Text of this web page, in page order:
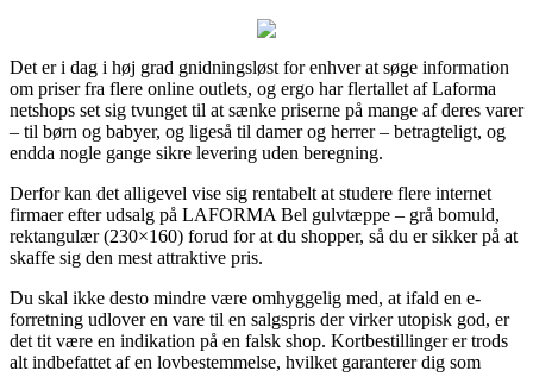
Det er i dag i høj grad gnidningsløst for enhver at søge information
om priser fra flere online outlets, og ergo har flertallet af Laforma
netshops set sig tvunget til at sænke priserne på mange af deres varer
– til børn og babyer, og ligeså til damer og herrer – betragteligt, og
endda nogle gange sikre levering uden beregning.
Derfor kan det alligevel vise sig rentabelt at studere flere internet
firmaer efter udsalg på LAFORMA Bel gulvtæppe – grå bomuld,
rektangulær (230×160) forud for at du shopper, så du er sikker på at
skaffe sig den mest attraktive pris.
Du skal ikke desto mindre være omhyggelig med, at ifald en e-
forretning udlover en vare til en salgspris der virker utopisk god, er
det tit være en indikation på en falsk shop. Kortbestillinger er trods
alt indbefattet af en lovbestemmelse, hvilket garanterer dig som